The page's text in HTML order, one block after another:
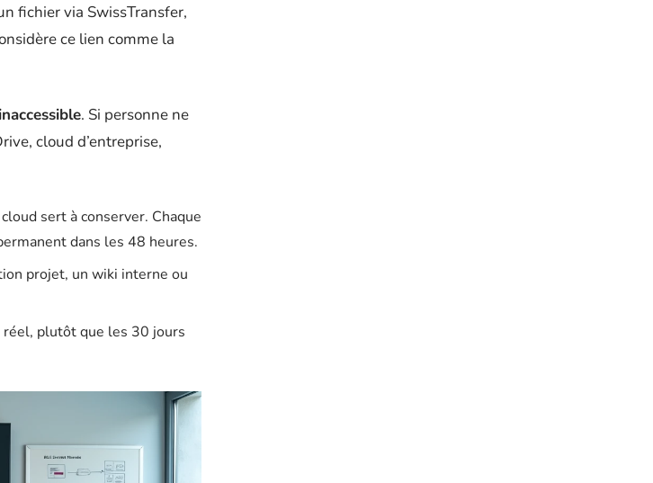
fichier via SwissTransfer,
ce lien comme la
. Si personne ne
cloud d’entreprise,
sert à conserver. Chaque
dans les 48 heures.
projet, un wiki interne ou
réel, plutôt que les 30 jours